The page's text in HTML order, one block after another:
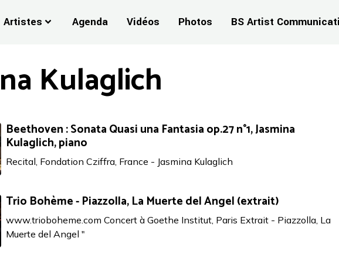
Artistes Agenda Vidéos Photos BS Artist
Kulaglich
Beethoven : Sonata Quasi una Fantasia op.27 n°1, Jasmina
Kulaglich, piano
Recital, Fondation Cziffra, France - Jasmina Kulaglich
Trio Bohème - Piazzolla, La Muerte del Angel (extrait)
www.trioboheme.com Concert à Goethe Institut, Paris Extrait - Piazzolla, La
Muerte del Angel "